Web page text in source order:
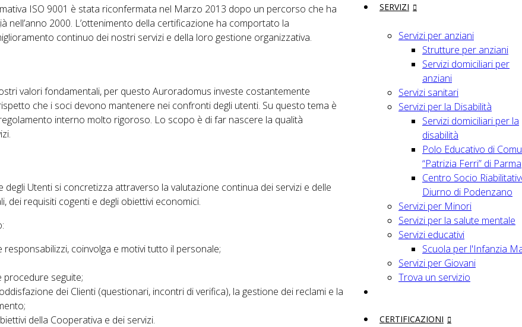
SERVIZI
Servizi per anziani
Strutture per anziani
Servizi domiciliari per
anziani
Servizi sanitari
Servizi per la Disabilità
Servizi domiciliari per la
disabilità
Polo Educativo di
“Patrizia Ferri” di Parma
Centro Socio
Diurno di Podenzano
Servizi per Minori
Servizi per la salute mentale
Servizi educativi
Scuola per l'Infanzia
Servizi per Giovani
Trova un servizio
CERTIFICAZIONI
ISO 9001 è stata riconfermata nel Marzo 2013 dopo un percorso che ha
nell’anno 2000. L’ottenimento della certificazione ha comportato la
continuo dei nostri servizi e della loro gestione organizzativa.
valori fondamentali, per questo Auroradomus investe costantemente
che i soci devono mantenere nei confronti degli utenti. Su questo tema è
interno molto rigoroso. Lo scopo è di far nascere la qualità
degli Utenti si concretizza attraverso la valutazione continua dei servizi e delle
dei requisiti cogenti e degli obiettivi economici.
coinvolga e motivi tutto il personale;
procedure seguite;
dei Clienti (questionari, incontri di verifica), la gestione dei reclami e la
della Cooperativa e dei servizi.